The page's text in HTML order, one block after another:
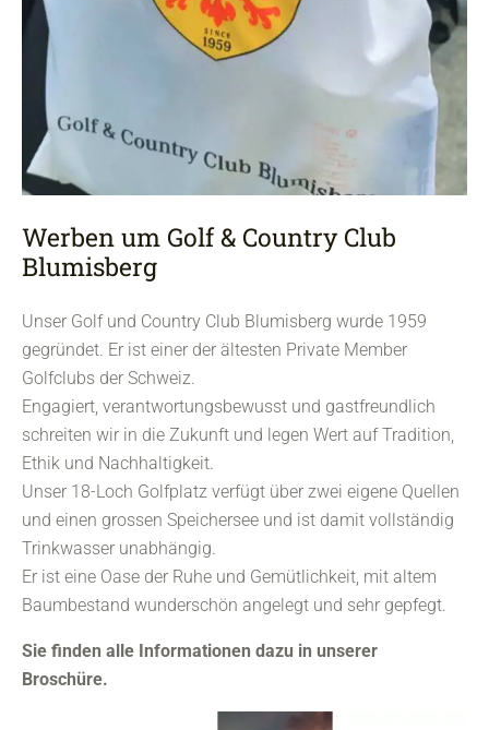
Werben um Golf & Country Club
Blumisberg
Unser Golf und Country Club Blumisberg wurde 1959
gegründet. Er ist einer der ältesten Private Member
Golfclubs der Schweiz.
Engagiert, verantwortungsbewusst und gastfreundlich
schreiten wir in die Zukunft und legen Wert auf Tradition,
Ethik und Nachhaltigkeit.
Unser 18-Loch Golfplatz verfügt über zwei eigene Quellen
und einen grossen Speichersee und ist damit vollständig
Trinkwasser unabhängig.
Er ist eine Oase der Ruhe und Gemütlichkeit, mit altem
Baumbestand wunderschön angelegt und sehr gepfegt.
Sie finden alle Informationen dazu in unserer
Broschüre.